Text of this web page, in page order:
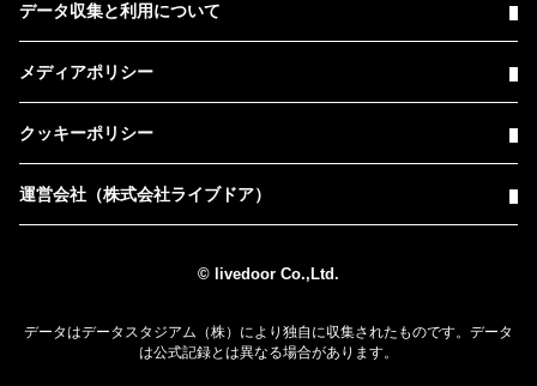
データ収集と利用について
メディアポリシー
クッキーポリシー
運営会社（株式会社ライブドア）
© livedoor Co.,Ltd.
データはデータスタジアム（株）により独自に収集されたものです。データ
は公式記録とは異なる場合があります。